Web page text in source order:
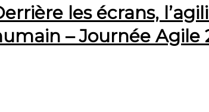
les écrans,
– Journée Agile